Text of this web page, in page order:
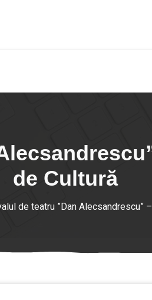
de Cultură
de teatru ”Dan Alecsandrescu”